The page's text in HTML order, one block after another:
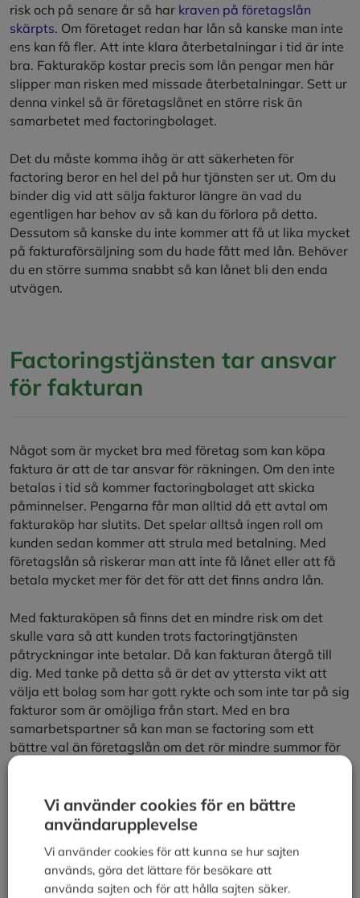
risk och på senare år så har kraven på företagslån
skärpts. Om företaget redan har lån så kanske man inte
ens kan få fler. Att inte klara återbetalningar i tid är inte
bra. Fakturaköp kostar precis som lån pengar men här
slipper man risken med missade återbetalningar. Sett ur
denna vinkel så är företagslånet en större risk än
samarbetet med factoringbolaget.
Det du måste komma ihåg är att säkerheten för
factoring beror en hel del på hur tjänsten ser ut. Om du
binder dig vid att sälja fakturor längre än vad du
egentligen har behov av så kan du förlora på detta.
Dessutom så kanske du inte kommer att få ut lika mycket
på fakturaförsäljning som du hade fått med lån. Behöver
du en större summa snabbt så kan lånet bli den enda
utvägen.
Factoringstjänsten tar ansvar
för fakturan
Något som är mycket bra med företag som kan köpa
faktura är att de tar ansvar för räkningen. Om den inte
betalas i tid så kommer factoringbolaget att skicka
påminnelser. Pengarna får man alltid då ett avtal om
fakturaköp har slutits. Det spelar alltså ingen roll om
kunden sedan kommer att strula med betalning. Med
företagslån så riskerar man att inte få lånet eller att få
betala mycket mer för det för att det finns andra lån.
Med fakturaköpen så finns det en mindre risk om det
skulle vara så att kunden trots factoringtjänsten
påtryckningar inte betalar. Då kan fakturan återgå till
dig. Med tanke på detta så är det av yttersta vikt att
välja ett bolag som har gott rykte och som inte tar på sig
fakturor som är omöjliga från start. Med en bra
samarbetspartner så kan man se factoring som ett
bättre val än företagslån om det rör mindre summor för
en specifik tidsperiod. För att få ut mesta möjliga av
banklån vara väl medveten om villkor och regler innan
man skriver på avtal. Det går att få factoring som kostar
mindre och som ger extra hög säkerhet.
Kategorier
Låna pengar
Egenanställningsföretag
Vi använder cookies för en bättre
användarupplevelse
Vi använder cookies för att kunna se hur sajten
används, göra det lättare för besökare att
använda sajten och för att hålla sajten säker.